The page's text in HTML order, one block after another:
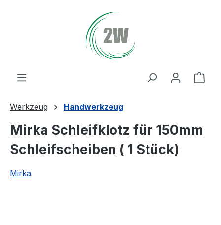
Werkzeug Handwerkzeug
Mirka Schleifklotz für 150mm
Schleifscheiben ( 1 Stück)
Mirka